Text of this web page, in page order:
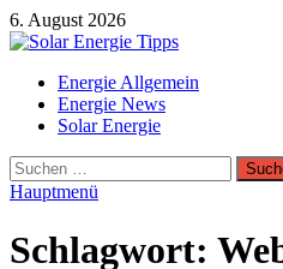
Zum
Inhalt
6. August 2026
Solar Energie Tipps
Solar Energie und Photovoltaik
Energie Allgemein
Energie News
Solar Energie
Suchen
nach:
Hauptmenü
Schlagwort: